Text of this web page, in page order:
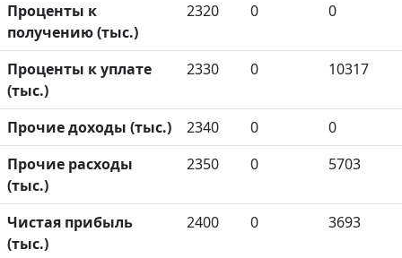
Проценты к
получению (тыс.)
2320 0 0
Проценты к уплате
(тыс.)
2330 0 10317
Прочие доходы (тыс.) 2340 0
0
Прочие расходы
(тыс.)
2350 0 5703
Чистая прибыль
(тыс.)
2400 0 3693